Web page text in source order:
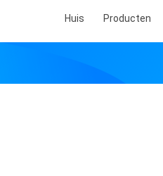
Huis Producten